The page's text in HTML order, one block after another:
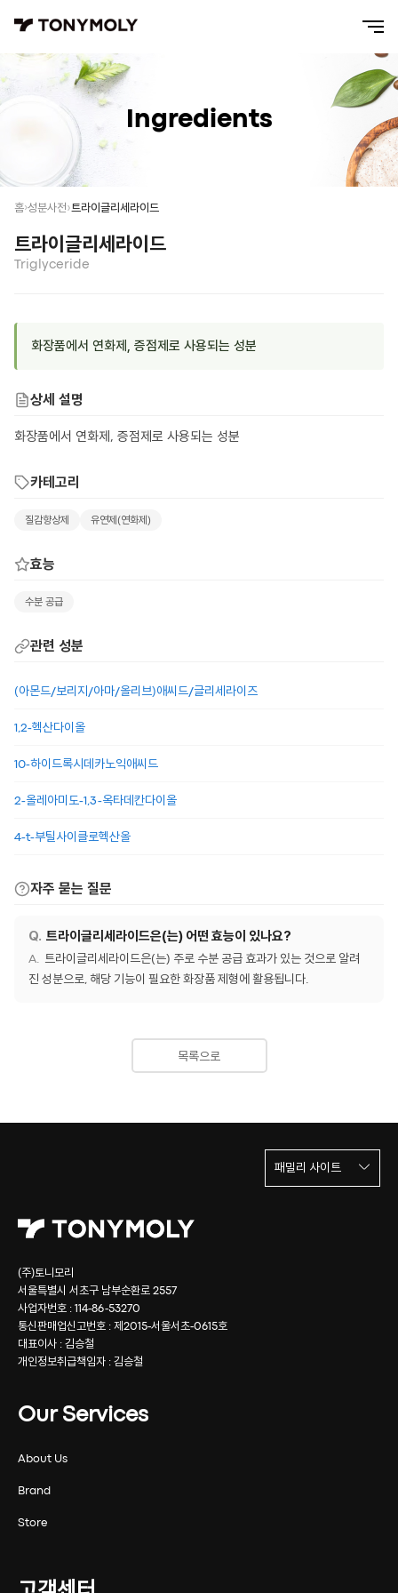
Ingredients
홈 성분사전 트라이글리세라이드
트라이글리세라이드
Triglyceride
화장품에서 연화제, 증점제로 사용되는 성분
상세 설명
화장품에서 연화제, 증점제로 사용되는 성분
카테고리
질감향상제 유연제(연화제)
효능
수분 공급
관련 성분
(아몬드/보리지/아마/올리브)애씨드/글리세라이즈
1,2-헥산다이올
10-하이드록시데카노익애씨드
2-올레아미도-1,3-옥타데칸다이올
4-t-부틸사이클로헥산올
자주 묻는 질문
트라이글리세라이드은(는) 어떤 효능이 있나요?
트라이글리세라이드은(는) 주로 수분 공급 효과가 있는 것으로 알려
진 성분으로, 해당 기능이 필요한 화장품 제형에 활용됩니다.
목록으로
(주)토니모리
서울특별시 서초구 남부순환로 2557
사업자번호 : 114-86-53270
통신판매업신고번호 : 제2015-서울서초-0615호
대표이사 : 김승철
개인정보취급책임자 : 김승철
Our Services
About Us
Brand
Store
패밀리 사이트